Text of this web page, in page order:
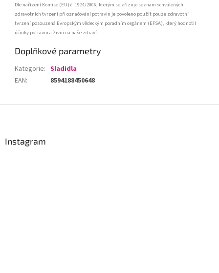
Dle nařízení Komise (EU) č. 1924/2006, kterým se zřizuje seznam schválených
zdravotních tvrzení při označování potravin je povoleno použít pouze zdravotní
tvrzení posouzená Evropským vědeckým poradním orgánem (EFSA), který hodnotil
účinky potravin a živin na naše zdraví.
Doplňkové parametry
Kategorie: Sladidla
EAN: 8594188450648
Instagram